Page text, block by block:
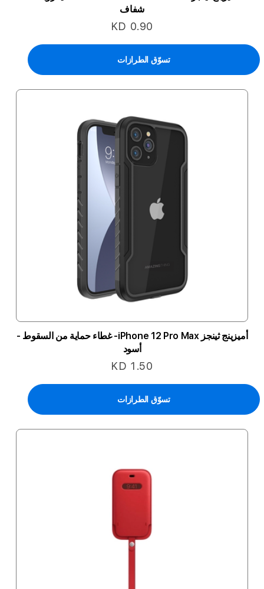
شفاف
KD 0.90
تسوّق الطرازات
أميزينج ثينجز iPhone 12 Pro Max- غطاء حماية من السقوط -
أسود
KD 1.50
تسوّق الطرازات